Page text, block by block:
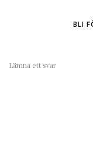
BLI
Lämna ett svar